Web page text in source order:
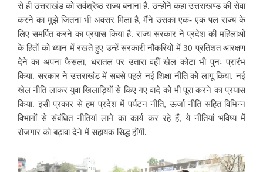
से ही उत्तराखंड को सर्वश्रेष्ठ राज्य बनाना है. उन्होंने कहा उत्तराखण्ड की सेवा
करने का मुझे जितना भी अवसर मिला है, मैंने उसका एक- एक पल राज्य के
लिए समर्पित करने का प्रयास किया है. राज्य सरकार ने प्रदेश की महिलाओं
के हितों को ध्यान में रखते हुए उन्हें सरकारी नौकरियों में 30 प्रतिशत आरक्षण
देने का अपना फैसला, धरातल पर उतारा वहीं खेल कोटा भी पुनः प्रारंभ
किया. सरकार ने उत्तराखंड में सबसे पहले नई शिक्षा नीति को लागू किया. नई
खेल नीति लाकर युवा खिलाड़ियों से किए गए वादे को भी पूरा करने का प्रयास
किया. इसी प्रकार से हम प्रदेश में पर्यटन नीति, ऊर्जा नीति सहित विभिन्न
विभागों से संबंधित नीतियां लाने का कार्य कर रहे हैं, ये नीतियां भविष्य में
रोजगार को बढ़ावा देने में सहायक सिद्ध होंगी.